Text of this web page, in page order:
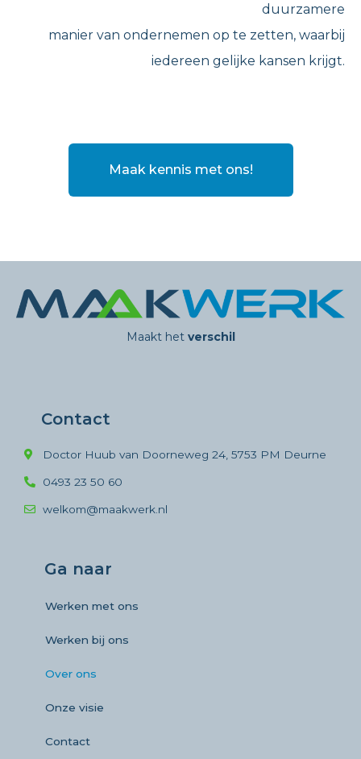
duurzamere
manier van ondernemen op te zetten, waarbij
iedereen gelijke kansen krijgt.
Maak kennis met ons!
Maakt het verschil
Contact
Doctor Huub van Doorneweg 24, 5753 PM Deurne
0493 23 50 60
welkom@maakwerk.nl
Ga naar
Werken met ons
Werken bij ons
Over ons
Onze visie
Contact